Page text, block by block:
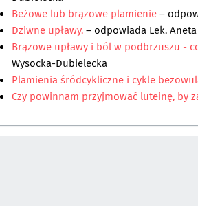
Beżowe lub brązowe plamienie–
Dziwne upławy.– odpowiada Lek.
Brązowe upławy i ból w podbrzuszu -
Wysocka-Dubielecka
Plamienia śródcykliczne i cykle
Czy powinnam przyjmować luteinę, by